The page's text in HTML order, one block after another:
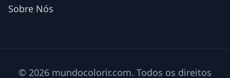
Sobre Nós
© 2026 mundocolorir.com. Todos os direitos